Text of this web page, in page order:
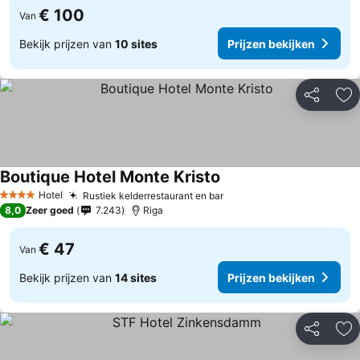
Van € 100
Bekijk prijzen van 10 sites Prijzen bekijken
Delen
4 SterrenHotel Rustiek kelderrestaurant en bar
Boutique Hotel Monte Kristo
8,0 Zeer goed 7.243 Riga
Van € 47
Bekijk prijzen van 14 sites Prijzen bekijken
Delen